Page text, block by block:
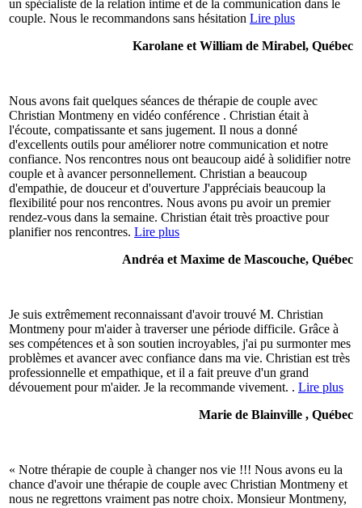
un spécialiste de la relation intime et de la communication dans le
couple. Nous le recommandons sans hésitation Lire plus
Karolane et William de Mirabel, Québec
Nous avons fait quelques séances de thérapie de couple avec
Christian Montmeny en vidéo conférence . Christian était à
l'écoute, compatissante et sans jugement. Il nous a donné
d'excellents outils pour améliorer notre communication et notre
confiance. Nos rencontres nous ont beaucoup aidé à solidifier notre
couple et à avancer personnellement. Christian a beaucoup
d'empathie, de douceur et d'ouverture J'appréciais beaucoup la
flexibilité pour nos rencontres. Nous avons pu avoir un premier
rendez-vous dans la semaine. Christian était très proactive pour
planifier nos rencontres. Lire plus
Andréa et Maxime de Mascouche, Québec
Je suis extrêmement reconnaissant d'avoir trouvé M. Christian
Montmeny pour m'aider à traverser une période difficile. Grâce à
ses compétences et à son soutien incroyables, j'ai pu surmonter mes
problèmes et avancer avec confiance dans ma vie. Christian est très
professionnelle et empathique, et il a fait preuve d'un grand
dévouement pour m'aider. Je la recommande vivement. . Lire plus
Marie de Blainville , Québec
« Notre thérapie de couple à changer nos vie !!! Nous avons eu la
chance d'avoir une thérapie de couple avec Christian Montmeny et
nous ne regrettons vraiment pas notre choix. Monsieur Montmeny,